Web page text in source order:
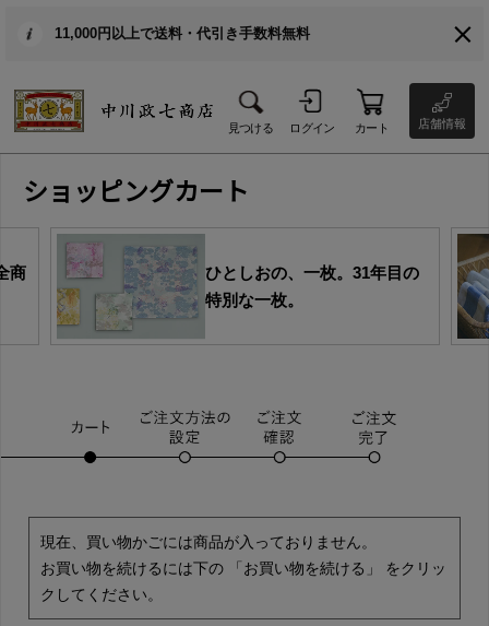
11,000円以上で送料・代引き手数料無料
見つける ログイン カート 店舗情報
ショッピングカート
商
ひとしおの、一枚。31年目の
特別な一枚。
現在、買い物かごには商品が入っておりません。
お買い物を続けるには下の 「お買い物を続ける」 をクリッ
クしてください。